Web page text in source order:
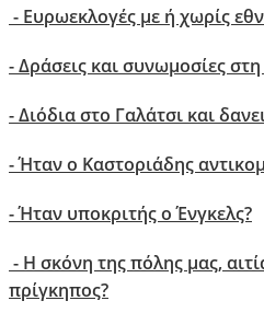
- Ευρωεκλογές με ή χωρίς
- Δράσεις και συνωμοσίες
- Διόδια στο Γαλάτσι και
-Ήταν o Καστοριάδης
- Ήταν υποκριτής ο Ένγκελς?
- H σκόνη της πόλης μας,
πρίγκηπος?